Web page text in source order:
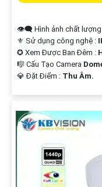
👁️‍🗨 Hình ảnh chất lượng
⚜️ Sử dụng công nghệ :
✪ Xem Được Ban Đêm :
🎼️ Cấu Tạo Camera
️💎 Đặt Điểm : Thu Âm.